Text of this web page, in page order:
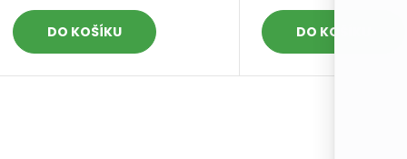
DO KOŠÍKU DO KOŠÍKU